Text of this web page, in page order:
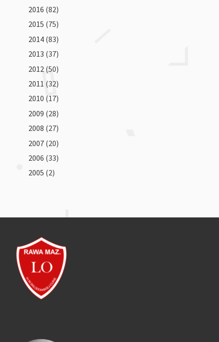
2016 (82)
2015 (75)
2014 (83)
2013 (37)
2012 (50)
2011 (32)
2010 (17)
2009 (28)
2008 (27)
2007 (20)
2006 (33)
2005 (2)